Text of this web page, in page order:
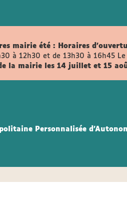
mairie été : Horaires
à 12h30 et de 13h30 à 16h45
la mairie les 14 juillet et 15
Personnalisée